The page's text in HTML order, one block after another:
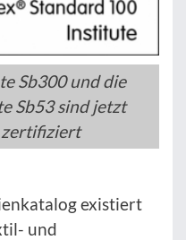
Sb300 und die
Sb53 sind jetzt
zertifiziert
existiert
und